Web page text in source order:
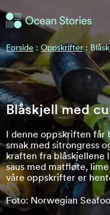
Ocean Stories
Ocean Stories
Forside : Oppskrifter :
Blåskjell med
I denne oppskriften får
smak med sitrongress
kraften fra blåskjellene
saus med matfløte,
våre oppskrifter er
Foto: Norwegian